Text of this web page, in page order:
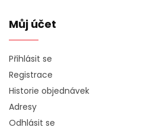
Můj účet
Přihlásit se
Registrace
Historie objednávek
Adresy
Odhlásit se